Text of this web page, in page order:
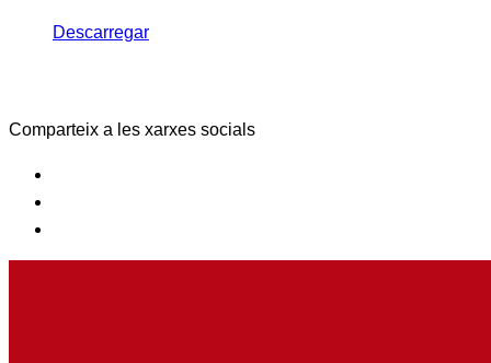
Descarregar
Comparteix a les xarxes socials